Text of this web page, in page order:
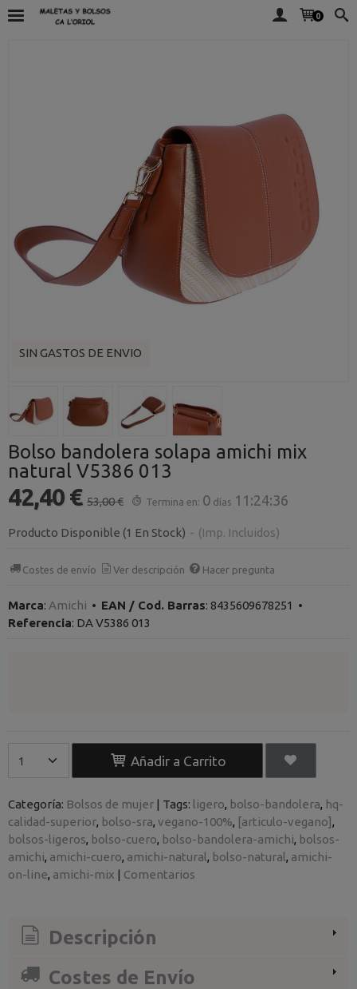
0
SIN GASTOS DE ENVIO
Bolso bandolera solapa amichi mix
natural V5386 013
42,40 € 53,00 € Termina en: 0 días 11:24:36
Producto Disponible (1 En Stock) - (Imp. Incluidos)
Costes de envío Ver descripción Hacer pregunta
Marca: Amichi • EAN / Cod. Barras: 8435609678251 •
Referencia: DA V5386 013
Añadir a Carrito
Categoría: Bolsos de mujer | Tags: ligero bolso-bandolera hq-
calidad-superior bolso-sra vegano-100% [articulo-vegano]
bolsos-ligeros bolso-cuero bolso-bandolera-amichi bolsos-
amichi amichi-cuero amichi-natural bolso-natural
amichi-
on-line amichi-mix | Comentarios
Descripción
Costes de Envío